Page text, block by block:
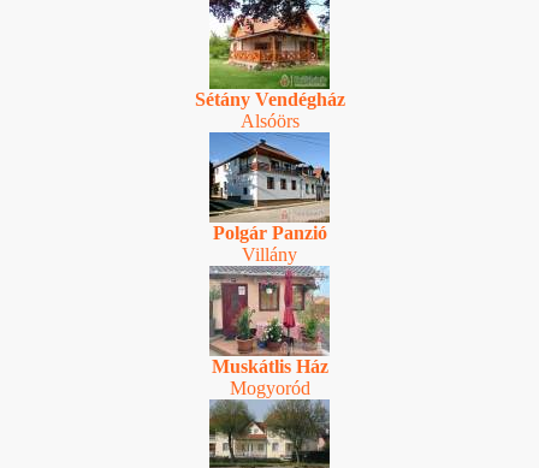
Sétány Vendégház
Alsóörs
Polgár Panzió
Villány
Muskátlis Ház
Mogyoród